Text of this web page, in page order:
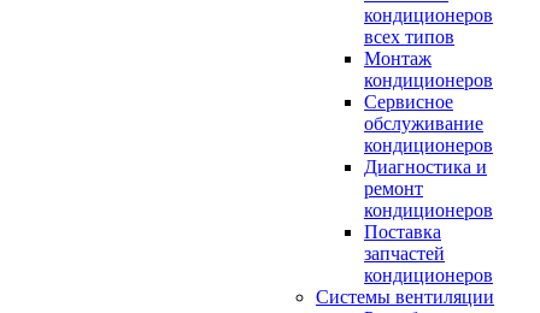
кондиционеров
всех типов
Монтаж
кондиционеров
Сервисное
обслуживание
кондиционеров
Диагностика и
ремонт
кондиционеров
Поставка
запчастей
кондиционеров
Системы вентиляции